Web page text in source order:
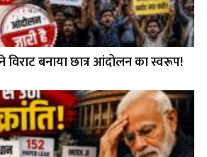
विराट बनाया छात्र आंदोलन का स्वरूप!